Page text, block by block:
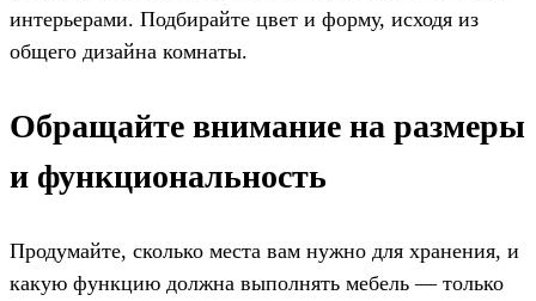
интерьерами. Подбирайте цвет и форму, исходя из
общего дизайна комнаты.
Обращайте внимание на размеры
и функциональность
Продумайте, сколько места вам нужно для хранения, и
какую функцию должна выполнять мебель — только